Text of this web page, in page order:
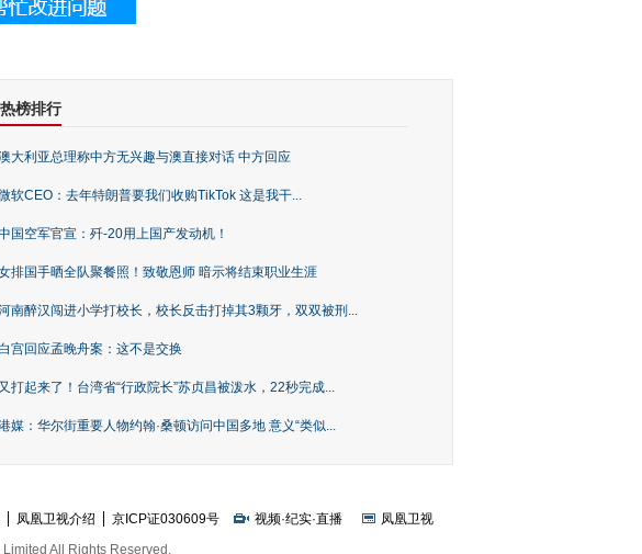
榜排行
大利亚总理称中方无兴趣与澳直接对话 中方回应
软CEO：去年特朗普要我们收购TikTok 这是我干...
国空军官宣：歼-20用上国产发动机！
排国手晒全队聚餐照！致敬恩师 暗示将结束职业生涯
南醉汉闯进小学打校长，校长反击打掉其3颗牙，双双被刑...
宫回应孟晚舟案：这不是交换
又打起来了！台湾省“行政院长”苏贞昌被泼水，22秒完成...
媒：华尔街重要人物约翰·桑顿访问中国多地 意义“类似...
凤凰卫视介绍 京ICP证030609号 视频·纪实·直播
凤凰卫视
All Rights Reserved.